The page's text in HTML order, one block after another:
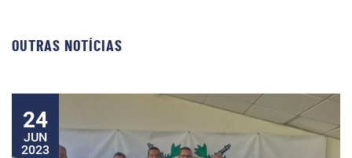
OUTRAS NOTÍCIAS
24
JUN
2023